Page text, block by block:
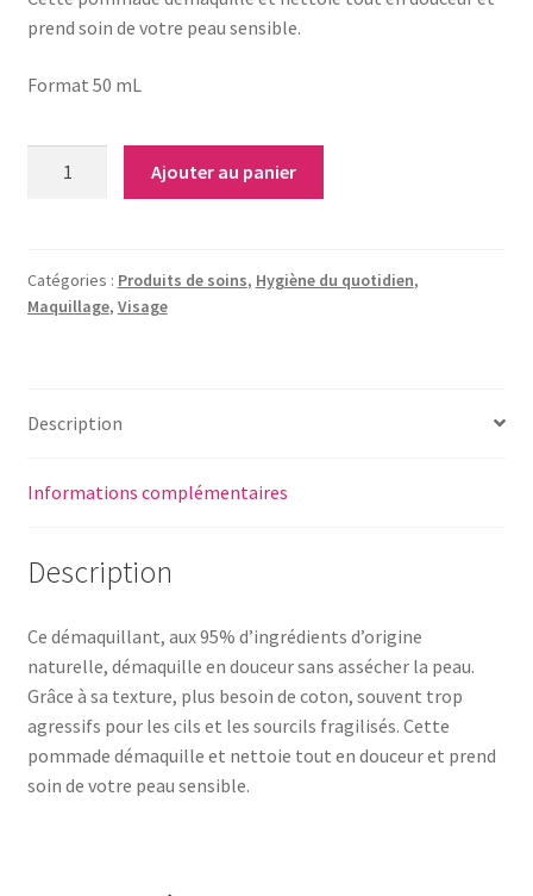
prend soin de votre peau sensible.
Format 50 mL
-
MÊME
Ajouter au panier
Catégories : Produits de soins, Hygiène du quotidien,
Maquillage, Visage
Description
Informations complémentaires
Description
Ce démaquillant, aux 95% d’ingrédients d’origine
naturelle, démaquille en douceur sans assécher la peau.
Grâce à sa texture, plus besoin de coton, souvent trop
agressifs pour les cils et les sourcils fragilisés. Cette
pommade démaquille et nettoie tout en douceur et prend
soin de votre peau sensible.